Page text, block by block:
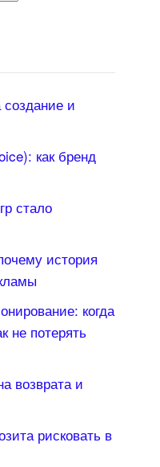
и
как бренд
стало
история
когда
не потерять
возврата и
рисковать